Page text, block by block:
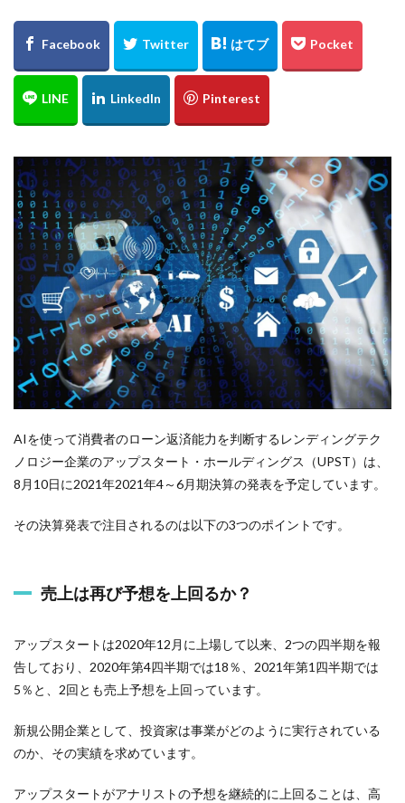
AIを使って消費者のローン返済能力を判断するレンディングテク
ノロジー企業のアップスタート・ホールディングス（UPST）は、
8月10日に2021年2021年4～6月期決算の発表を予定しています。
その決算発表で注目されるのは以下の3つのポイントです。
売上は再び予想を上回るか？
アップスタートは2020年12月に上場して以来、2つの四半期を報
告しており、2020年第4四半期では18％、2021年第1四半期では
5％と、2回とも売上予想を上回っています。
新規公開企業として、投資家は事業がどのように実行されている
のか、その実績を求めています。
アップスタートがアナリストの予想を継続的に上回ることは、高